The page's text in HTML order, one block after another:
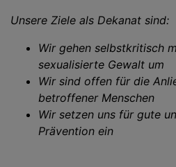
Unsere Ziele als Dekanat sind:
Wir gehen selbstkritisch
sexualisierte Gewalt um
Wir sind offen für die
betroffener Menschen
Wir setzen uns für gute
Prävention ein